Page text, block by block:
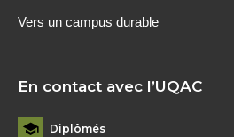
Vers un campus durable
En contact avec l’UQAC
Diplômés